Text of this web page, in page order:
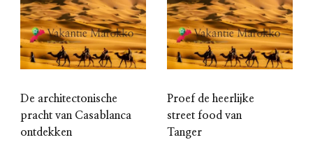
De architectonische
pracht van Casablanca
ontdekken
Proef de heerlijke
street food van
Tanger